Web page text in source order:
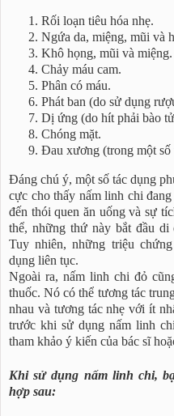
Rối loạn tiêu hóa nhẹ.
Ngứa da, miệng, mũi và
Khô họng, mũi và miệng.
Chảy máu cam.
Phân có máu.
Phát ban (do sử dụng
Dị ứng (do hít phải bào
Chóng mặt.
Đau xương (trong một số
Đáng chú ý, một số tác dụng
cực cho thấy nấm linh chi
đến thói quen ăn uống và sự
thể, những thứ này bắt đầu
Tuy nhiên, những triệu
dụng liên tục.
Ngoài ra, nấm linh chi đỏ
thuốc. Nó có thể tương tác
nhau và tương tác nhẹ với ít
trước khi sử dụng nấm linh
tham khảo ý kiến của bác sĩ
Khi sử dụng nấm linh chi,
hợp sau: